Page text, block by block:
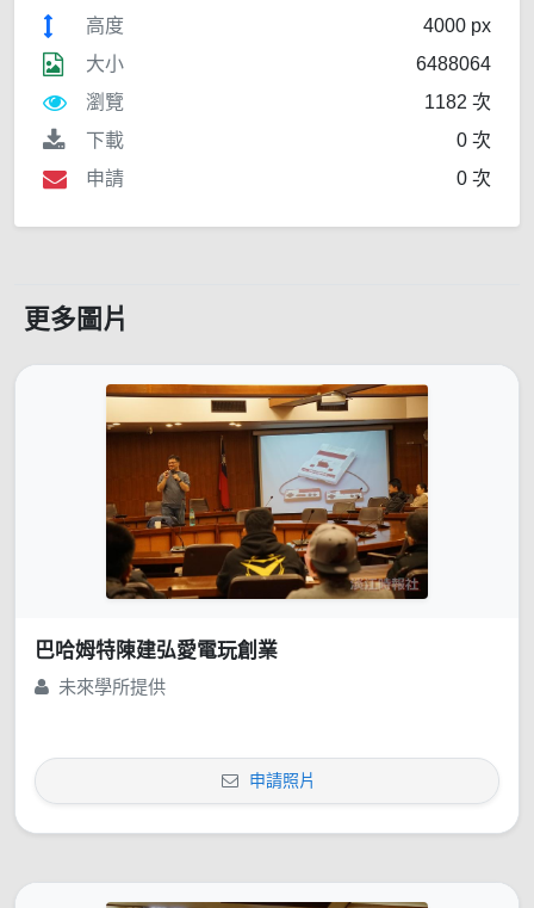
高度
4000 px
大小
6488064
瀏覽
1182 次
下載
0 次
申請
0 次
更多圖片
巴哈姆特陳建弘愛電玩創業
未來學所提供
申請照片